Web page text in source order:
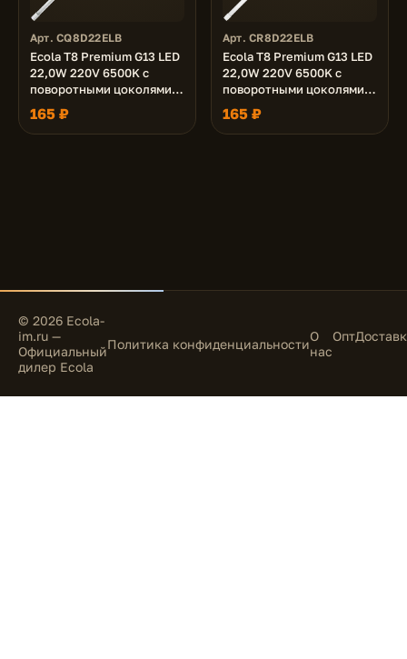
Арт. CQ8D22ELB
Ecola T8 Premium G13 LED
22,0W 220V 6500K с
поворотными цоколями
(прозрачное стекло)
1213x26 (упак.инд.п/э.
/25)
165 ₽
Арт. CR8D22ELB
Ecola T8 Premium G13 LED
22,0W 220V 6500K с
поворотными цоколями
(матовое стекло) 1213x26
(упак.инд.п/э. /25)
165 ₽
© 2026 Ecola-
im.ru —
Официальный
дилер Ecola
Политика конфиденциальностиО
нас
Опт